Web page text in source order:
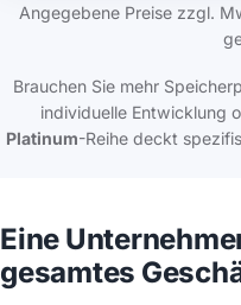
Angegebene Preise zzgl.
Brauchen Sie mehr
individuelle Entwicklung
Platinum-Reihe deckt
Eine
gesamtes